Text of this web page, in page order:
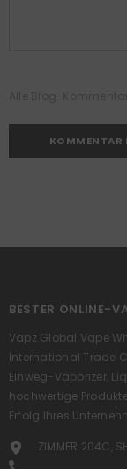
BESTER ONLINE-
Vapz Global Vape
International Trade
Einweg-Vaporizer,
hochwertige
Erfolg Ihres
ZIMMER 204C,